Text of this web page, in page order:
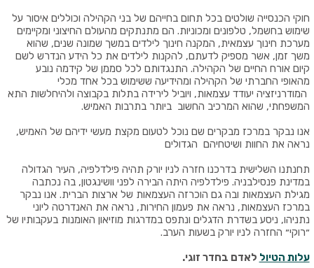
חוקי הכנסייה שולטים בכל תחום בחייהם של בני הקהילה וכוללים איסור על
שימוש בחשמל, טלפונים ומכוניות. הם מתנתקים מהעולם החיצוני ומקיימים
מערכת חינוך עצמאית, המקנה חינוך לילדים במשך שמונה שנים, שהוא
משך זמן, אשר מספיק לדעתם, להקנות לילדים את כל הידע הנדרש לשם
קיום אורח החיים של הקהילה. התנגדותם לכל סממן של קידמה נובע
מהאופי החברתי של הקהילה ומהידיעה ששימוש בכל אחד מכלי
המודרניזציה יעודד עצמאות, ויוביל לירידה בתלות בקבוצה ולהיחלשות התא
המשפחתי, שהוא המרכיב החשוב ביותר בתרבות האמיש.
אנו נבקר במרכז מבקרים שם נוכל לטעום מקצת מעשי ידיהם של האמיש,
נראה את החוות ושיטחיהם הגדולים
תחנתנו השלישית בדרכנו חזרה לניו יורק תהיה פילדלפיה, העיר הגדולה
במדינת פנסילבניה. פילדלפיה היתה הבירה לפני וושינגטון, בה נכתבה
מגילת העצמאות ובה גם הוכרזה העצמאות של ארצות הברית. אנו נבקר
במרכז העצמאות, נראה את פעמון החירות, נראה את האנדרטה ליוני
נתניהו, ניסע בשדרת הדגלים ונתפס במדרגות מוזיאון האומנות בעקבותיו של
״רוקי״ החזרה לניו יורק בשעות הערב.
עלות הטיול לאדם בחדר זוגי.